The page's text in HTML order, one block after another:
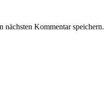
Kommentar speichern.